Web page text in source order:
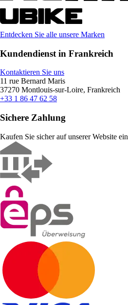
Entdecken Sie alle unsere Marken
Kundendienst in Frankreich
Kontaktieren Sie uns
11 rue Bernard Maris
37270 Montlouis-sur-Loire, Frankreich
+33 1 86 47 62 58
Sichere Zahlung
Kaufen Sie sicher auf unserer Website ein